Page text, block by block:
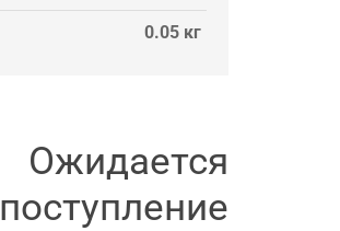
0.05 кг
Ожидается
поступление